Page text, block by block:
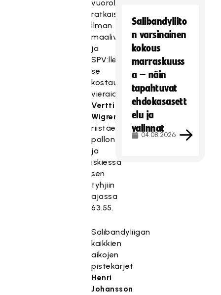
vuorollaan
ratkaisua
ilman
maalivahtia,
ja
SPV:lle
se
kostautui
vieraiden
Vertti
Wigrenin
riistäessä
pallon
ja
iskiessä
sen
tyhjiin
ajassa
63.55.
Salibandyliigan
kaikkien
aikojen
pistekärjet
Henri
Johansson
Salibandyliito
n varsinainen
kokous
marraskuuss
a – näin
tapahtuvat
ehdokasasett
elu ja
valinnat
04.08.2026